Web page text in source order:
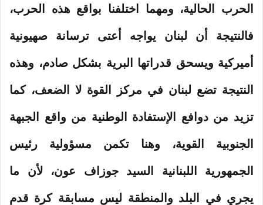
الحرب الحالية، ومهما اختلفنا بواقع هذه الحرب،
فالنتيجة أن لبنان يواجه أعتى ترسانة صهيونية
أميركية ويسحق قدراتها البرية بشكل صادم، وهذه
النتيجة تضع لبنان في مركز القوة لا الضعف، كما
تزيد من دوافع الإستفادة الوطنية من واقع الجبهة
الجنوبية القوية، وهنا تكمن مسؤولية رئيس
الجمهورية اللبنانية السيد جوزاف عون، لأن ما
يجري في البلد والمنطقة ليس مسابقة كرة قدم